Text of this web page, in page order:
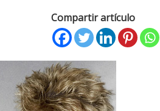
Compartir artículo